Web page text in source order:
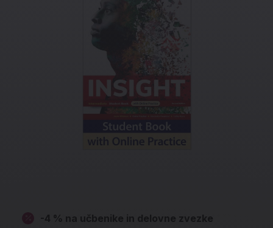
-4 % na učbenike in delovne zvezke